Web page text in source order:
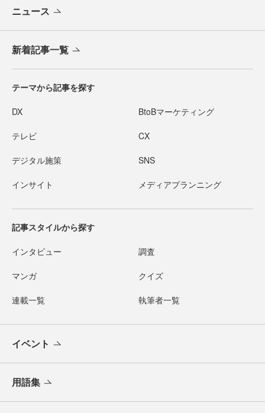
ニュース
新着記事一覧
テーマから記事を探す
DX BtoBマーケティング
テレビ CX
デジタル施策 SNS
インサイト メディアプランニング
記事スタイルから探す
インタビュー 調査
マンガ クイズ
連載一覧 執筆者一覧
イベント
用語集